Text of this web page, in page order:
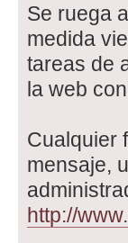
Se ruega
medida
tareas de
la web
Cualquier
mensaje,
http://